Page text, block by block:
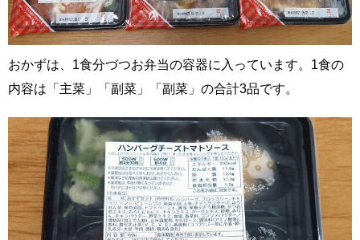
おかずは、1食分づつお弁当の容器に入っています。1食の
内容は「主菜」「副菜」「副菜」の合計3品です。